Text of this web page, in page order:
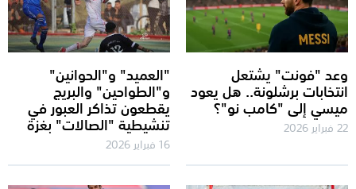
وعد "فونت" يشتعل
انتخابات برشلونة.. هل يعود
ميسي إلى "كامب نو"؟
22 فبراير 2026
"العميد" و"الحوانين"
و"الطواحين" والبريج
يقطعون تذاكر العبور في
تنشيطية "الصالات" بغزة
16 فبراير 2026